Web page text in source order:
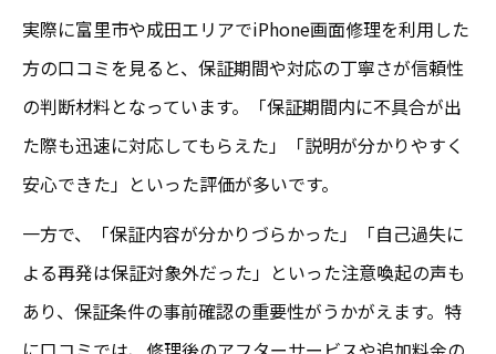
実際に富里市や成田エリアでiPhone画面修理を利用した
方の口コミを見ると、保証期間や対応の丁寧さが信頼性
の判断材料となっています。「保証期間内に不具合が出
た際も迅速に対応してもらえた」「説明が分かりやすく
安心できた」といった評価が多いです。
一方で、「保証内容が分かりづらかった」「自己過失に
よる再発は保証対象外だった」といった注意喚起の声も
あり、保証条件の事前確認の重要性がうかがえます。特